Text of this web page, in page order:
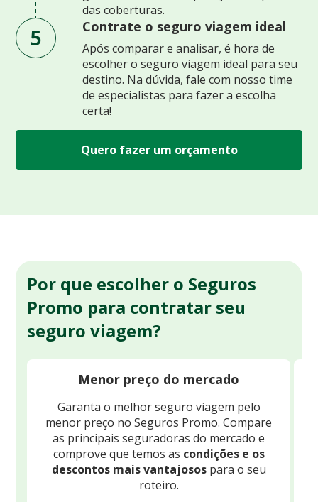
das coberturas.
5 Contrate o seguro viagem ideal
Após comparar e analisar, é hora de
escolher o seguro viagem ideal para seu
destino. Na dúvida, fale com nosso time
de especialistas para fazer a escolha
certa!
Quero fazer um orçamento
Por que escolher o Seguros
Promo para contratar seu
seguro viagem?
Menor preço do mercado
Garanta o melhor seguro viagem pelo
menor preço no Seguros Promo. Compare
as principais seguradoras do mercado e
comprove que temos as condições e os
descontos mais vantajosospara o seu
roteiro.